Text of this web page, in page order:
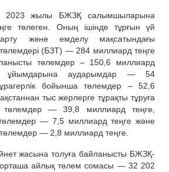
2023 жылы БЖЗҚ салымшыларына
төлеген. Оның ішінде тұрғын үй
және емделу мақсатындағы
(БЗТ) — 284 миллиард теңге
төлемдер – 150,6 миллиард
ұйымдарына аударымдар — 54
бойынша төлемдер – 52,6
тыс жерлерге тұрақты тұруға
төлемдер — 39,8 миллиард теңге,
төлемдер — 7,5 миллиард теңге және
— 2,8 миллиард теңге.
жасына толуға байланысты БЖЗҚ-
айлық төлем сомасы — 32 202